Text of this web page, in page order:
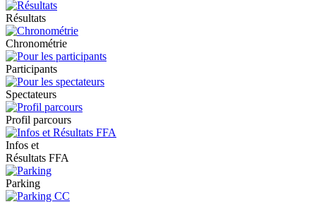
Résultats
Chronométrie
Participants
Spectateurs
Profil parcours
Infos et
Résultats FFA
Parking